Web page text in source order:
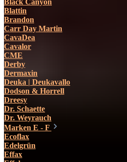
Black Canyon
Blattin
Brandon
Carr Day Martin
CavaDea
Cavalor
CME
Derby
Dermaxin
Deuka | Deukavallo
Dodson & Horrell
Dreesy
Dr. Schaette
Dr. Weyrauch
Marken E - F
Ecoflax
Edelgrün
Effax